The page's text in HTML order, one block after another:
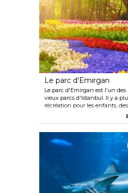
spectacles. C'est un endroit
profiter de spectacles de
comme la danse du ventre.
Le parc d'Emirgan
Le parc d'Emirgan est l'un
vieux parcs d'Istanbul. Il y a
récréation pour les enfants,
de la randonnée ainsi que des